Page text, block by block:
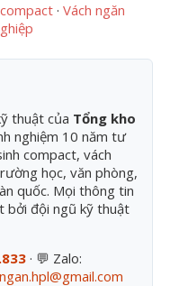
· Vách ngăn
thuật của Tổng kho
nghiệm 10 năm tư
compact, vách
học, văn phòng,
quốc. Mọi thông tin
bởi đội ngũ kỹ thuật
· 💬 Zalo: